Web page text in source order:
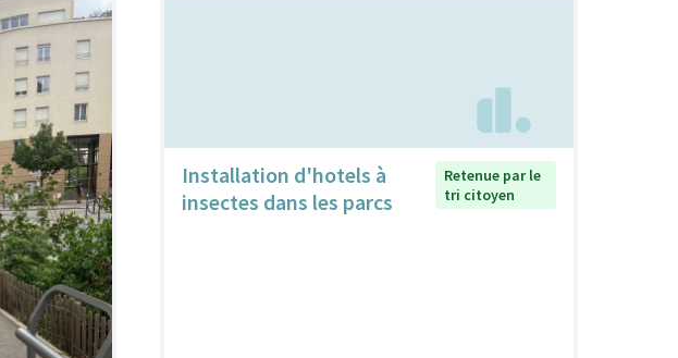
Installation d'hotels à
insectes dans les parcs
Retenue par le
tri citoyen